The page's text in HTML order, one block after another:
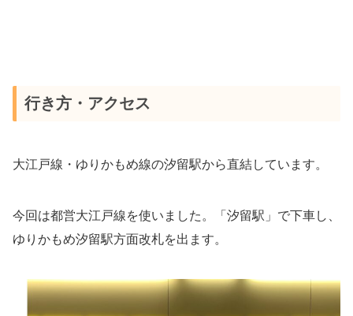
行き方・アクセス
大江戸線・ゆりかもめ線の汐留駅から直結しています。
今回は都営大江戸線を使いました。「汐留駅」で下車し、
ゆりかもめ汐留駅方面改札を出ます。